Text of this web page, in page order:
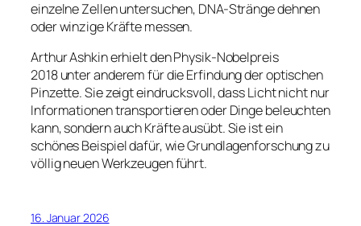
einzelne Zellen untersuchen, DNA-Stränge dehnen
oder winzige Kräfte messen.
Arthur Ashkin erhielt den Physik-Nobelpreis
2018 unter anderem für die Erfindung der optischen
Pinzette. Sie zeigt eindrucksvoll, dass Licht nicht nur
Informationen transportieren oder Dinge beleuchten
kann, sondern auch Kräfte ausübt. Sie ist ein
schönes Beispiel dafür, wie Grundlagenforschung zu
völlig neuen Werkzeugen führt.
16. Januar 2026